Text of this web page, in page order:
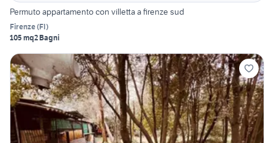
Permuto appartamento con villetta a firenze sud
Firenze(FI)
105 mq2 Bagni